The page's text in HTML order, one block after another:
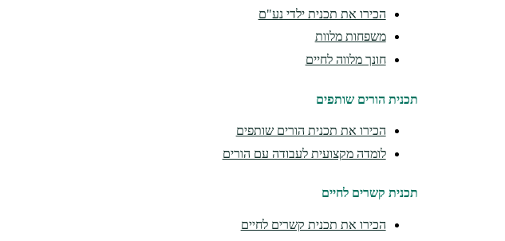
הכירו את תכנית ילדי נע"ם
משפחות מלוות
חונך מלווה לחיים
תכנית הורים שותפים
הכירו את תכנית הורים שותפים
לומדה מקצועית לעבודה עם הורים
תכנית קשרים לחיים
הכירו את תכנית קשרים לחיים